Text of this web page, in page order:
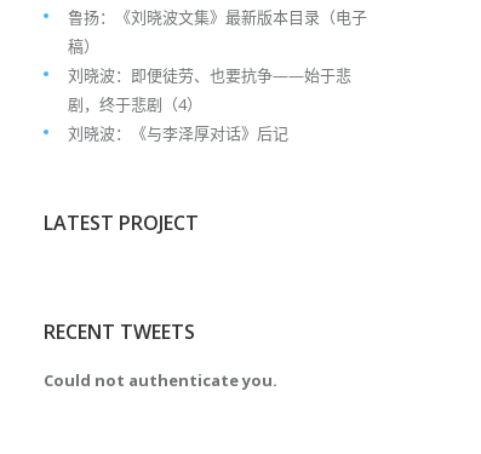
鲁扬：《刘晓波文集》最新版本目录（电子
稿）
刘晓波：即便徒劳、也要抗争——始于悲
剧，终于悲剧（4）
刘晓波：《与李泽厚对话》后记
LATEST PROJECT
RECENT TWEETS
Could not authenticate you.